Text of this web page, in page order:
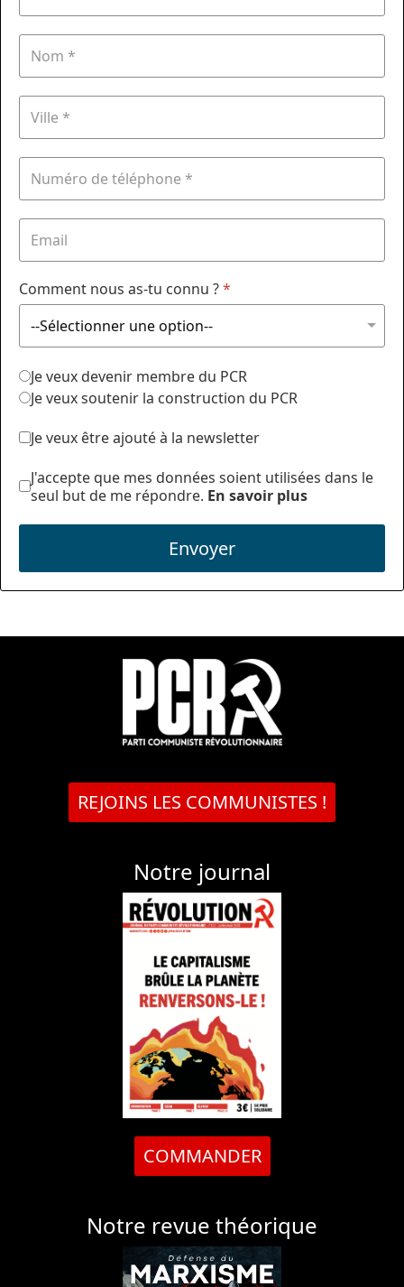
Comment nous as-tu connu ?*
Je veux devenir membre du PCR
Je veux soutenir la construction du PCR
Je veux être ajouté à la newsletter
J'accepte que mes données soient utilisées dans le
seul but de me répondre. En savoir plus
Envoyer
REJOINS LES COMMUNISTES !
Notre journal
COMMANDER
Notre revue théorique